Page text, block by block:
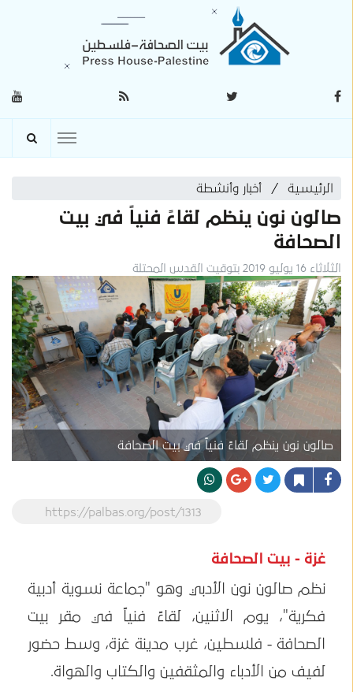
الرئيسية أخبار وأنشطة
صالون نون ينظم لقاءً فنياً في بيت
الصحافة
الثلاثاء 16 يوليو 2019 بتوقيت القدس المحتلة
صالون نون ينظم لقاءً فنياً في بيت الصحافة
https://palbas.org/post/1313
غزة - بيت الصحافة
نظم صالون نون الأدبي وهو "جماعة نسوية أدبية
فكرية"، يوم الاثنين، لقاءً فنياً في مقر بيت
الصحافة - فلسطين، غرب مدينة غزة، وسط حضور
لفيف من الأدباء والمثقفين والكتاب والهواة.